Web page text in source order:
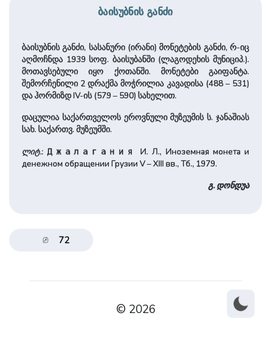
ბაისუბნის განძი
ბაისუბნის განძი, სასანური (ირანი) მონეტების განძი, რ-იც
აღმოჩნდა 1939 სოფ. ბაისუბანში (ლაგოდეხის მუნიციპ.).
მოთავსებული იყო ქოთანში. მონეტები გაიფანტა.
შემორჩენილი 2 დრაქმა მოჭრილია კავადისა (488 – 531)
და ჰორმიზდ IV-ის (579 – 590) სახელით.
დაცულია საქართველოს ეროვნული მუზეუმის ს. ჯანაშიას
სახ. საქართვ. მუზეუმში.
ლიტ.:Джалагания
И. Л., Иноземная монета и
денежном обращении Грузии V – XIII вв., Тб., 1979.
გ. დონდუა
72
© 2026